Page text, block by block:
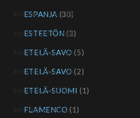
ESPANJA (30)
ESTEETÖN (3)
ETELÄ-SAVO (5)
ETELÄ-SAVO (2)
ETELÄ-SUOMI (1)
FLAMENCO (1)